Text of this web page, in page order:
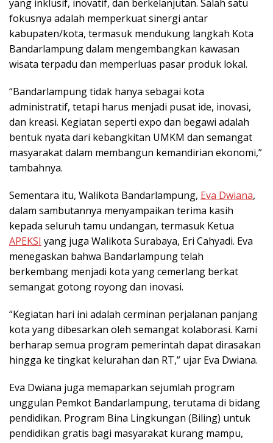
yang inklusif, inovatif, dan berkelanjutan. Salah satu
fokusnya adalah memperkuat sinergi antar
kabupaten/kota, termasuk mendukung langkah Kota
Bandarlampung dalam mengembangkan kawasan
wisata terpadu dan memperluas pasar produk lokal.
“Bandarlampung tidak hanya sebagai kota
administratif, tetapi harus menjadi pusat ide, inovasi,
dan kreasi. Kegiatan seperti expo dan begawi adalah
bentuk nyata dari kebangkitan UMKM dan semangat
masyarakat dalam membangun kemandirian ekonomi,”
tambahnya.
Sementara itu, Walikota Bandarlampung, Eva Dwiana,
dalam sambutannya menyampaikan terima kasih
kepada seluruh tamu undangan, termasuk Ketua
APEKSI yang juga Walikota Surabaya, Eri Cahyadi. Eva
menegaskan bahwa Bandarlampung telah
berkembang menjadi kota yang cemerlang berkat
semangat gotong royong dan inovasi.
“Kegiatan hari ini adalah cerminan perjalanan panjang
kota yang dibesarkan oleh semangat kolaborasi. Kami
berharap semua program pemerintah dapat dirasakan
hingga ke tingkat kelurahan dan RT,” ujar Eva Dwiana.
Eva Dwiana juga memaparkan sejumlah program
unggulan Pemkot Bandarlampung, terutama di bidang
pendidikan. Program Bina Lingkungan (Biling) untuk
pendidikan gratis bagi masyarakat kurang mampu,